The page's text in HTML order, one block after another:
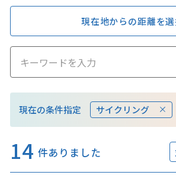
動画ライブラリー フォ
お問い合わせ
現在地からの距離を選
現在の条件指定 サイクリング
14 件ありました